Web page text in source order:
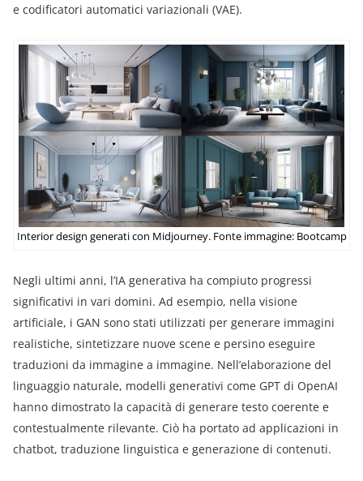
e codificatori automatici variazionali (VAE).
Interior design generati con Midjourney. Fonte immagine: Bootcamp
Negli ultimi anni, l’IA generativa ha compiuto progressi
significativi in vari domini. Ad esempio, nella visione
artificiale, i GAN sono stati utilizzati per generare immagini
realistiche, sintetizzare nuove scene e persino eseguire
traduzioni da immagine a immagine. Nell’elaborazione del
linguaggio naturale, modelli generativi come GPT di OpenAI
hanno dimostrato la capacità di generare testo coerente e
contestualmente rilevante. Ciò ha portato ad applicazioni in
chatbot, traduzione linguistica e generazione di contenuti.